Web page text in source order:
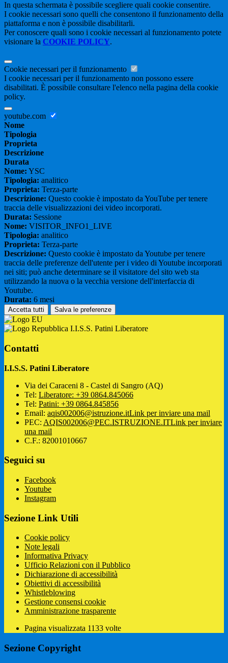
In questa schermata è possibile scegliere quali cookie consentire.
I cookie necessari sono quelli che consentono il funzionamento della
piattaforma e non è possibile disabilitarli.
Per conoscere quali sono i cookie necessari al funzionamento potete
visionare la COOKIE POLICY.
Cookie necessari per il funzionamento
I cookie necessari per il funzionamento non possono essere
disabilitati. È possibile consultare l'elenco nella pagina della cookie
policy.
youtube.com
Nome
Tipologia
Proprieta
Descrizione
Durata
Nome: YSC
Tipologia: analitico
Proprieta: Terza-parte
Descrizione: Questo cookie è impostato da YouTube per tenere
traccia delle visualizzazioni dei video incorporati.
Durata: Sessione
Nome: VISITOR_INFO1_LIVE
Tipologia: analitico
Proprieta: Terza-parte
Descrizione: Questo cookie è impostato da Youtube per tenere
traccia delle preferenze dell'utente per i video di Youtube incorporati
nei siti; può anche determinare se il visitatore del sito web sta
utilizzando la nuova o la vecchia versione dell'interfaccia di
Youtube.
Durata: 6 mesi
Accetta tutti Salva le preferenze
I.I.S.S. Patini Liberatore
Contatti
I.I.S.S. Patini Liberatore
Via dei Caraceni 8 - Castel di Sangro (AQ)
Tel: Liberatore: +39 0864.845066
Tel: Patini: +39 0864.845856
Email: aqis002006@istruzione.itLink per inviare una mail
PEC: AQIS002006@PEC.ISTRUZIONE.ITLink per inviare
una mail
C.F.: 82001010667
Seguici su
Facebook
Youtube
Instagram
Sezione Link Utili
Cookie policy
Note legali
Informativa Privacy
Ufficio Relazioni con il Pubblico
Dichiarazione di accessibilità
Obiettivi di accessibilità
Whistleblowing
Gestione consensi cookie
Amministrazione trasparente
Pagina visualizzata 1133 volte
Sezione Copyright